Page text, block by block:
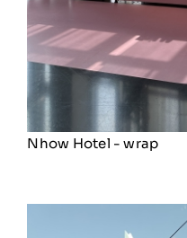
Nhow Hotel - wrap